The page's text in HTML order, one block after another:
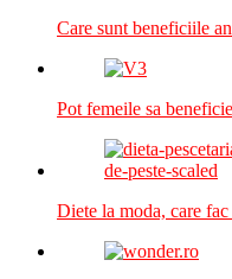
Care sunt beneficiile
Pot femeile sa
Diete la moda, care